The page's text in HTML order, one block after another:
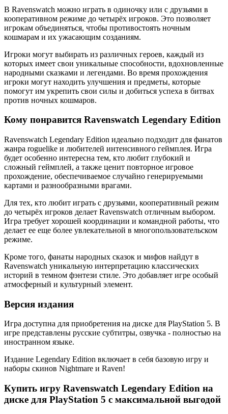
В Ravenswatch можно играть в одиночку или с друзьями в
кооперативном режиме до четырёх игроков. Это позволяет
игрокам объединяться, чтобы противостоять ночным
кошмарам и их ужасающим созданиям.
Игроки могут выбирать из различных героев, каждый из
которых имеет свои уникальные способности, вдохновленные
народными сказками и легендами. Во время прохождения
игроки могут находить улучшения и предметы, которые
помогут им укрепить свои силы и добиться успеха в битвах
против ночных кошмаров.
Кому понравится Ravenswatch Legendary Edition
Ravenswatch Legendary Edition идеально подходит для фанатов
жанра roguelike и любителей интенсивного геймплея. Игра
будет особенно интересна тем, кто любит глубокий и
сложный геймплей, а также ценит повторное игровое
прохождение, обеспечиваемое случайно генерируемыми
картами и разнообразными врагами.
Для тех, кто любит играть с друзьями, кооперативный режим
до четырёх игроков делает Ravenswatch отличным выбором.
Игра требует хорошей координации и командной работы, что
делает ее еще более увлекательной в многопользовательском
режиме.
Кроме того, фанаты народных сказок и мифов найдут в
Ravenswatch уникальную интерпретацию классических
историй в темном фэнтези стиле. Это добавляет игре особый
атмосферный и культурный элемент.
Версия издания
Игра доступна для приобретения на диске для PlayStation 5. В
игре представлены русские субтитры, озвучка - полностью на
иностранном языке.
Издание Legendary Edition включает в себя базовую игру и
наборы скинов Nightmare и Raven!
Купить игру Ravenswatch Legendary Edition на
диске для PlayStation 5 с максимальной выгодой